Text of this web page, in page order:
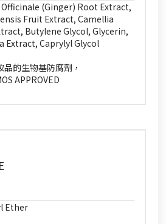
(Ginger) Root Extract,
Fruit Extract, Camellia
Butylene Glycol, Glycerin,
Extract, Caprylyl Glycol
的生物基防腐劑，
APPROVED
Ether